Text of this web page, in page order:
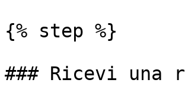
{% step %}
### Ricevi una